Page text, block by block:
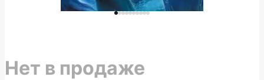
Нет в продаже